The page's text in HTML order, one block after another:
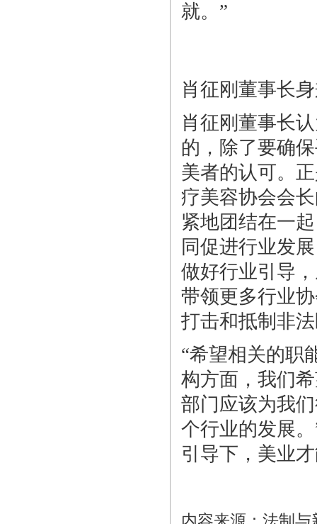
就。”
肖征刚董事长
肖征刚董事长
的，除了要确
美者的认可。
疗美容协会会
紧地团结在一
同促进行业发
做好行业引导
带领更多行业
打击和抵制非
“希望相关的职
构方面，我们
部门应该为我
个行业的发展
引导下，美业